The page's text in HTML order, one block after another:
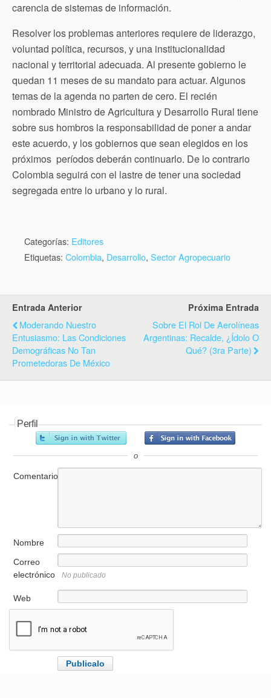
carencia de sistemas de información.
Resolver los problemas anteriores requiere de liderazgo,
voluntad política, recursos, y una institucionalidad
nacional y territorial adecuada. Al presente gobierno le
quedan 11 meses de su mandato para actuar. Algunos
temas de la agenda no parten de cero. El recién
nombrado Ministro de Agricultura y Desarrollo Rural tiene
sobre sus hombros la responsabilidad de poner a andar
este acuerdo, y los gobiernos que sean elegidos en los
próximos períodos deberán continuarlo. De lo contrario
Colombia seguirá con el lastre de tener una sociedad
segregada entre lo urbano y lo rural.
Categorías: Editores
Etiquetas: Colombia, Desarrollo, Sector Agropecuario
Entrada Anterior
Moderando Nuestro
Entusiasmo: Las Condiciones
Demográficas No Tan
Prometedoras De México
Próxima Entrada
Sobre El Rol De Aerolíneas
Argentinas: Recalde, ¿ídolo O
Qué? (3ra Parte)
Perfil
o
Comentario
Nombre
Correo
electrónico
No publicado
Web